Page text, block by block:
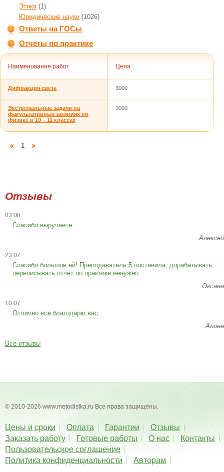
Этика(1)
Юридические науки (1026)
Ответы на ГОСы
Отчеты по практике
Наименование работ Цена
Дифракция света 3000
Экстремальные задачи на
факультативных занятиях по
физике в 10 – 11 классах
3000
1
Отзывы
03.08
Спасибо выручаете
Алексей
23.07
Cпасибо большое ей! Преподаватель 5 поставила, дорабатывать,
переписывать отчет по практике ненужно.
Оксана
10.07
Отлично все благодарю вас
Алина
Все отзывы
© 2010-2026 www.metodistka.ru Все права защищены.
Цены и сроки Оплата Гарантии
Отзывы
Заказать работу
Готовые работы О нас
Контакты
Пользовательское соглашение
Политика конфиденциальности
Авторам